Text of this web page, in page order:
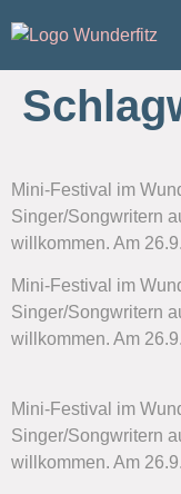
Mini-Festival im
Singer/Songwritern
willkommen. Am
Mini-Festival im
Singer/Songwritern
willkommen. Am
Mini-Festival im
Singer/Songwritern
willkommen. Am